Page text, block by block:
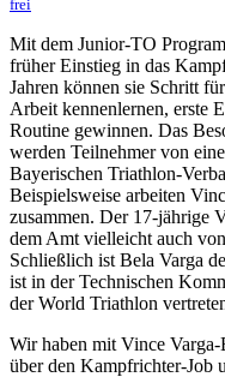
frei
Mit dem Junior-TO
früher Einstieg in das
Jahren können sie Schritt
Arbeit kennenlernen, erste
Routine gewinnen. Das
werden Teilnehmer von
Bayerischen Triathlon-
Beispielsweise arbeiten
zusammen. Der 17-jährige
dem Amt vielleicht auch
Schließlich ist Bela Varga
ist in der Technischen
der World Triathlon
Wir haben mit Vince
über den Kampfrichter-Job